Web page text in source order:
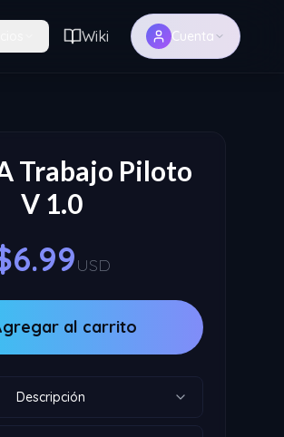
Wiki Cuenta
Trabajo Piloto
V 1.0
USD
al carrito
Descripción